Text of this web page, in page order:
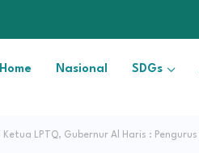
Home Nasional SDGs
LPTQ, Gubernur Al Haris :